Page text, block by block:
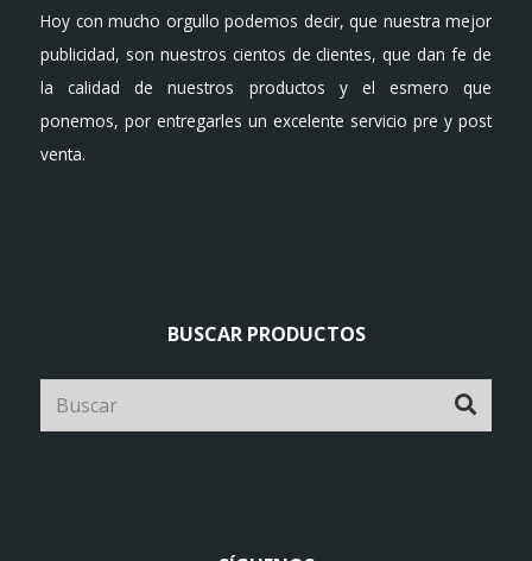
Hoy con mucho orgullo podemos decir, que nuestra mejor
publicidad, son nuestros cientos de clientes, que dan fe de
la calidad de nuestros productos y el esmero que
ponemos, por entregarles un excelente servicio pre y post
venta.
BUSCAR PRODUCTOS